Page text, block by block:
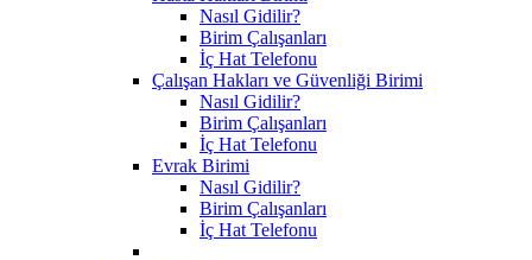
Nasıl Gidilir?
Birim Çalışanları
İç Hat Telefonu
Çalışan Hakları ve Güvenliği Birimi
Nasıl Gidilir?
Birim Çalışanları
İç Hat Telefonu
Evrak Birimi
Nasıl Gidilir?
Birim Çalışanları
İç Hat Telefonu